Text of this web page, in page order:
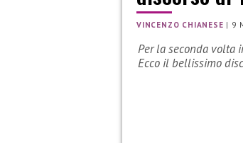
VINCENZO CHIANESE | 9
Per la seconda volta
Ecco il bellissimo